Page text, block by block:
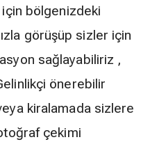
bölgenizdeki
görüşüp sizler için
sağlayabiliriz ,
önerebilir
kiralamada sizlere
çekimi